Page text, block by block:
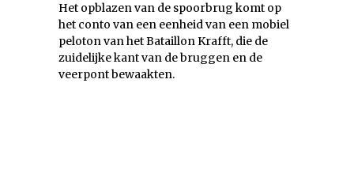
Het opblazen van de spoorbrug komt op
het conto van een eenheid van een mobiel
peloton van het Bataillon Krafft, die de
zuidelijke kant van de bruggen en de
veerpont bewaakten.